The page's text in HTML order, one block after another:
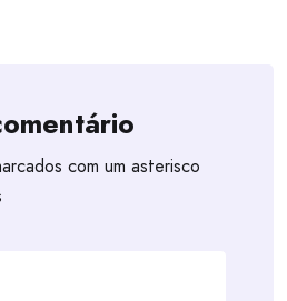
com um asterisco